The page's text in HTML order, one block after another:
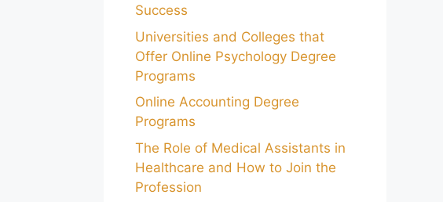
Success
Universities and Colleges that
Offer Online Psychology Degree
Programs
Online Accounting Degree
Programs
The Role of Medical Assistants in
Healthcare and How to Join the
Profession